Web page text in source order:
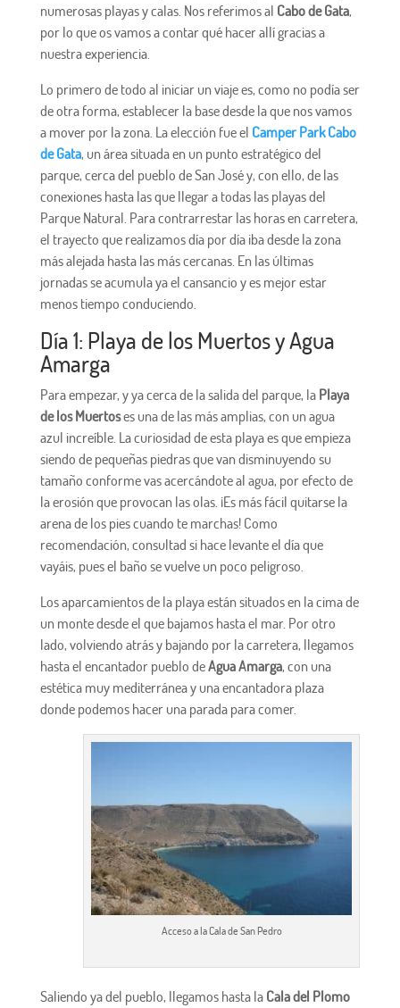
numerosas playas y calas. Nos referimos al Cabo de Gata,
por lo que os vamos a contar qué hacer allí gracias a
nuestra experiencia.
Lo primero de todo al iniciar un viaje es, como no podía ser
de otra forma, establecer la base desde la que nos vamos
a mover por la zona. La elección fue el Camper Park Cabo
de Gata, un área situada en un punto estratégico del
parque, cerca del pueblo de San José y, con ello, de las
conexiones hasta las que llegar a todas las playas del
Parque Natural. Para contrarrestar las horas en carretera,
el trayecto que realizamos día por día iba desde la zona
más alejada hasta las más cercanas. En las últimas
jornadas se acumula ya el cansancio y es mejor estar
menos tiempo conduciendo.
Día 1: Playa de los Muertos y Agua
Amarga
Para empezar, y ya cerca de la salida del parque, la Playa
de los Muertoses una de las más amplias, con un agua
azul increíble. La curiosidad de esta playa es que empieza
siendo de pequeñas piedras que van disminuyendo su
tamaño conforme vas acercándote al agua, por efecto de
la erosión que provocan las olas. ¡Es más fácil quitarse la
arena de los pies cuando te marchas! Como
recomendación, consultad si hace levante el día que
vayáis, pues el baño se vuelve un poco peligroso.
Los aparcamientos de la playa están situados en la cima de
un monte desde el que bajamos hasta el mar. Por otro
lado, volviendo atrás y bajando por la carretera, llegamos
hasta el encantador pueblo deAgua Amarga, con una
estética muy mediterránea y una encantadora plaza
donde podemos hacer una parada para comer.
Acceso a la Cala de San Pedro
Saliendo ya del pueblo, llegamos hasta la Cala del Plomo